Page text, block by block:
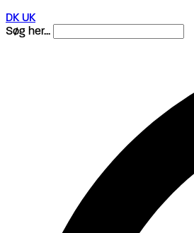
DK UK
Søg her...